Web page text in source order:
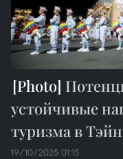
устойчивые
туризма в
19/10/2025 01:15